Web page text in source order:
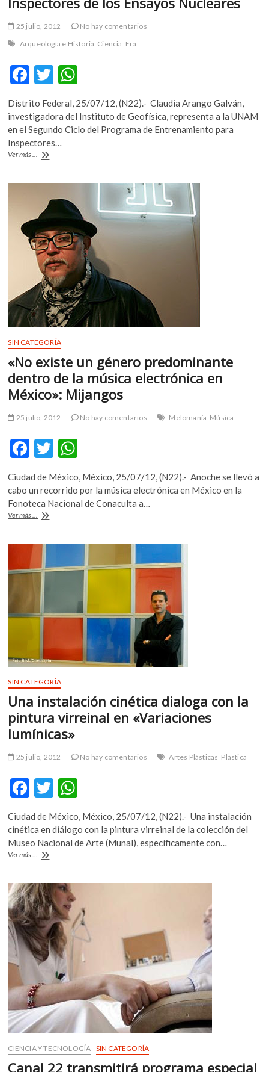
25 julio, 2012
No hay comentarios
Arqueología e Historia Ciencia Era
F
ac
e
b
o
k
T
w
itt
er
h
at
s
p
Distrito Federal, 25/07/12, (N22).- Claudia Arango Galván,
investigadora del Instituto de Geofísica, representa a la UNAM
en el Segundo Ciclo del Programa de Entrenamiento para
Inspectores…
Ver más ...
Investigadora
capacitará
en
el
Programa
de
Entrenamiento
para
Inspectores
de
los
Ensayos
Nucleares
SIN CATEGORÍA
«No existe un género predominante
dentro de la música electrónica en
México»: Mijangos
25 julio, 2012 No hay comentarios Melomanía Música
F
ac
e
b
o
o
k
T
w
itt
er
h
at
s
p
p
Ciudad de México, México, 25/07/12, (N22).- Anoche se llevó a
cabo un recorrido por la música electrónica en México en la
Fonoteca Nacional de Conaculta a…
Ver más ... «No
género
predominante
dentro
de
la
música
electrónica
SIN CATEGORÍA
Una instalación cinética dialoga con la
pintura virreinal en «Variaciones
lumínicas»
25 julio, 2012 No hay comentarios Artes Plásticas Plástica
F
ac
e
b
o
o
k
T
w
itt
er
h
at
s
p
p
Ciudad de México, México, 25/07/12, (N22).- Una instalación
cinética en diálogo con la pintura virreinal de la colección del
Museo Nacional de Arte (Munal), específicamente con…
Ver más ... Una
dialoga
con
la
pintura
virreinal
en
«Variaciones
lumínicas»
CIENCIA Y TECNOLOGÍA SIN CATEGORÍA
Canal 22 transmitirá programa especial